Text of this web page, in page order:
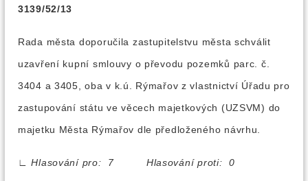
3139/52/13
Rada města doporučila zastupitelstvu města schválit
uzavření kupní smlouvy o převodu pozemků parc. č.
3404 a 3405, oba v k.ú. Rýmařov z vlastnictví Úřadu pro
zastupování státu ve věcech majetkových (UZSVM) do
majetku Města Rýmařov dle předloženého návrhu.
∟
Hlasování pro: 7 Hlasování proti: 0